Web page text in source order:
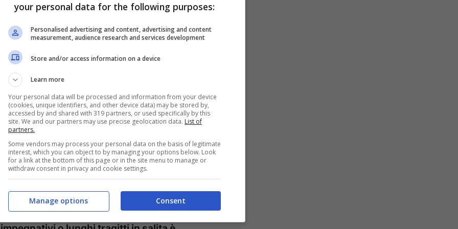
con i mezzi pubblici potrebbe
gli appassionati di escursioni su terreni
elettriche la soluzione ideale alle loro
per una buona
potenza del motore: questa dovrebbe essere
soddisfacenti in termini di autonomia
your personal data for the following purposes:
Personalised advertising and content, advertising and content
measurement, audience research and services development
Store and/or access information on a device
Learn more
Your personal data will be processed and information from your device
(cookies, unique identifiers, and other device data) may be stored by,
accessed by and shared with 319 partners, or used specifically by this
site. We and our partners may use precise geolocation data. List of
partners.
Some vendors may process your personal data on the basis of legitimate
interest, which you can object to by managing your options below. Look
for a link at the bottom of this page or in the site menu to manage or
withdraw consent in privacy and cookie settings.
Consent
Manage options